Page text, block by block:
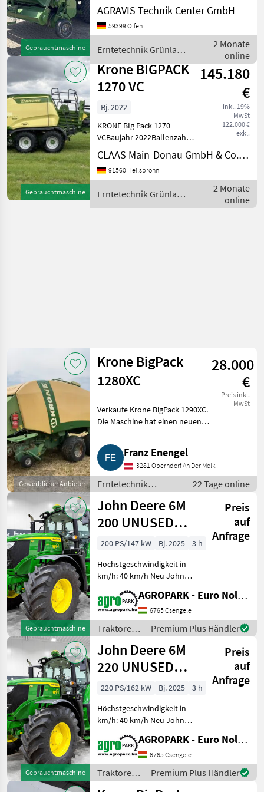
Gebrauchtmaschine
gebr. Krone Big Pack 1270
VC 0020 Untenanhängung
K80 0030 Tandemachse
Fahrwerk 0050 Zentralschm
AGRAVIS Technik Center GmbH
59399 Olfen
Erntetechnik Grünland
/ Krone
2 Monate
online
Gebrauchtmaschine
Krone BIGPACK
1270 VC
145.180
€
inkl. 19%
MwSt
122.000 €
exkl.
Bj. 2022
KRONE BIg Pack 1270
VCBaujahr 2022Ballenzahl
ca.
BodenISOBUSPick Up 2, 30
51SchneidesystemKetten
CLAAS Main-Donau GmbH & Co. KG, Heilsbronn
91560 Heilsbronn
Erntetechnik Grünland
/ Krone
2 Monate
online
Gewerblicher Anbieter
Krone BigPack
1280XC
28.000
€
Preis inkl.
MwSt
Verkaufe Krone BigPack 1290XC.
Die Maschine hat einen neuen
nicht sagen, wie viele Ballen sie
drauf hat. Die Presse
funktioniert. 26 Messe
Franz Enengel
3281 Oberndorf An Der Melk
Erntetechnik
Grünland / Sonstige
Maschinen
Erntetechnik
Grünland
22 Tage online
Gebrauchtmaschine
John Deere 6M
200 UNUSED
CommandQuad
Plus Eco 20/20
40 km/h
Preis
auf
Anfrage
200 PS/147 kW Bj. 2025
3 h
Höchstgeschwindigkeit in
km/h: 40 km/h Neu John
CommandQuad Plus Eco
20/20 40 km/h, gefederte
Achse, gefederte Kabine,
SF7500 AutoTrac,
Druckluftbremse,
AGROPARK - Euro Noliker Kft.
6765 Csengele
Traktoren /
John Deere
Premium Plus Händler
Gebrauchtmaschine
John Deere 6M
220 UNUSED
CommandQuad
Plus Eco 20/20
40 km/h
Preis
auf
Anfrage
220 PS/162 kW Bj. 2025
3 h
Höchstgeschwindigkeit in
km/h: 40 km/h Neu John
CommandQuad Plus Eco
20/20 40 km/h, gefederte
Achse, gefederte Kabine,
SF7500 AutoTrac,
AGROPARK - Euro Noliker Kft.
6765 Csengele
Traktoren /
John Deere
Premium Plus Händler